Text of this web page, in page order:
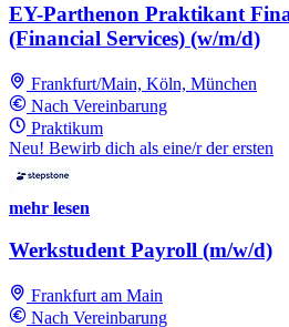
EY-Parthenon Praktikant
(Financial Services) (w/m/d)
Frankfurt/Main, Köln, München
Nach Vereinbarung
Praktikum
Neu! Bewirb dich als eine/r der ersten
mehr lesen
Werkstudent Payroll (m/w/d)
Frankfurt am Main
Nach Vereinbarung